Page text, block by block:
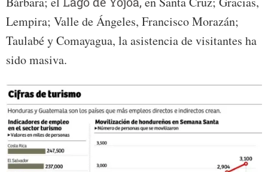
Lempira; Valle de Ángeles, Francisco Morazán;
Taulabé y Comayagua, la asistencia de visitantes ha
sido masiva.